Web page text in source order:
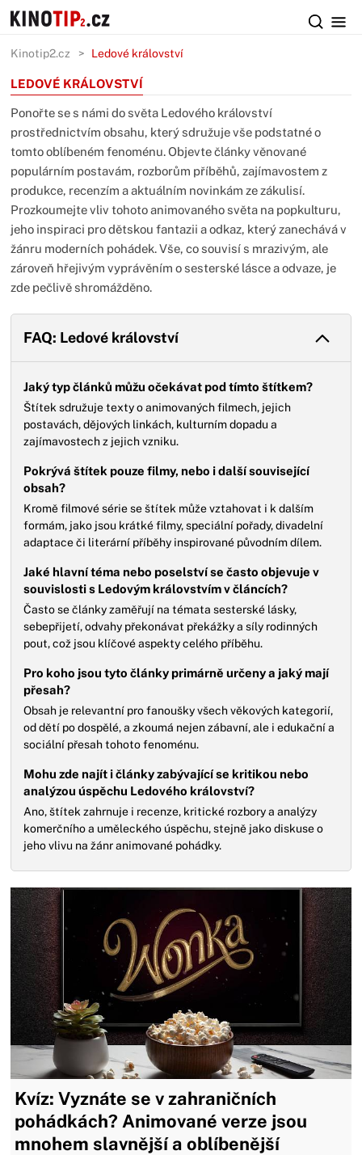
Kinotip2.cz Ledové království
LEDOVÉ KRÁLOVSTVÍ
Ponořte se s námi do světa Ledového království
prostřednictvím obsahu, který sdružuje vše podstatné o
tomto oblíbeném fenoménu. Objevte články věnované
populárním postavám, rozborům příběhů, zajímavostem z
produkce, recenzím a aktuálním novinkám ze zákulisí.
Prozkoumejte vliv tohoto animovaného světa na popkulturu,
jeho inspiraci pro dětskou fantazii a odkaz, který zanechává v
žánru moderních pohádek. Vše, co souvisí s mrazivým, ale
zároveň hřejivým vyprávěním o sesterské lásce a odvaze, je
zde pečlivě shromážděno.
FAQ: Ledové království
Jaký typ článků můžu očekávat pod tímto štítkem?
Štítek sdružuje texty o animovaných filmech, jejich
postavách, dějových linkách, kulturním dopadu a
zajímavostech z jejich vzniku.
Pokrývá štítek pouze filmy, nebo i další související
obsah?
Kromě filmové série se štítek může vztahovat i k dalším
formám, jako jsou krátké filmy, speciální pořady, divadelní
adaptace či literární příběhy inspirované původním dílem.
Jaké hlavní téma nebo poselství se často objevuje v
souvislosti s Ledovým královstvím v článcích?
Často se články zaměřují na témata sesterské lásky,
sebepřijetí, odvahy překonávat překážky a síly rodinných
pout, což jsou klíčové aspekty celého příběhu.
Pro koho jsou tyto články primárně určeny a jaký mají
přesah?
Obsah je relevantní pro fanoušky všech věkových kategorií,
od dětí po dospělé, a zkoumá nejen zábavní, ale i edukační a
sociální přesah tohoto fenoménu.
Mohu zde najít i články zabývající se kritikou nebo
analýzou úspěchu Ledového království?
Ano, štítek zahrnuje i recenze, kritické rozbory a analýzy
komerčního a uměleckého úspěchu, stejně jako diskuse o
jeho vlivu na žánr animované pohádky.
Kvíz: Vyznáte se v zahraničních
pohádkách? Animované verze jsou
mnohem slavnější a oblíbenější